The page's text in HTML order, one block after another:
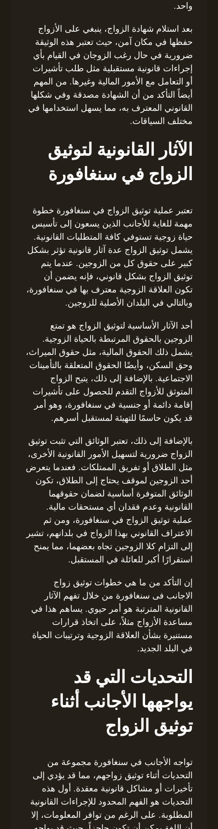
واحد.
بعد استلام شهادة الزواج، ينبغي على الأزواج
حفظها في مكان آمن، حيث تعتبر هذه الوثيقة
ضرورية في حال رغب الزوجان في القيام بأي
إجراءات قانونية مستقبلية مثل طلب تأشيرات
أو التعامل مع الأمور المالية وغيرها. من المهم
أيضاً التأكد من أن الشهادة مصدقة وفي شكلها
القانوني المعترف به، مما يسهل استخدامها في
مختلف السياقات.
الآثار القانونية لتوثيق
الزواج في سنغافورة
تعتبر عملية توثيق الزواج في سنغافورة خطوة
مهمة للغاية للأجانب الذين يسعون إلى تأسيس
حياة زوجية تستوفي كافة المتطلبات القانونية.
يشمل توثيق الزواج عدة آثار قانونية تؤثر بشكل
كبير على حقوق كل من الزوجين. عندما يتم
توثيق الزواج بشكل قانوني، فإنه يضمن أن
تكون العلاقة الزوجية معترف بها في سنغافورة،
وبالتالي في البلدان الأصلية للزوجين.
أحد الآثار الأساسية لتوثيق الزواج هو تمتع
الزوجين بالحقوق المرتبطة بالحياة الزوجية.
يشمل ذلك الحقوق المالية، مثل حقوق الميراث،
وحق السكن، وأيضًا الحقوق المتعلقة بالتأمينات
الاجتماعية. بالإضافة إلى ذلك، يتيح الزواج
المتوثق للأزواج التقدم للحصول على تأشيرات
إقامة دائمة أو جنسية في سنغافورة، وهو أمر
قد يكون حاسمًا للتهيئة لمستقبل أسرهم.
بالإضافة إلى ذلك، تعتبر الوثائق التي تثبت توثيق
الزواج ضرورية لتسهيل الأمور القانونية الأخرى،
مثل الطلاق أو تفريق الممتلكات. فعندما يتعرض
أحد الزوجين لموقف يحتاج إلى الطلاق، تكون
الوثائق المتوفرة أساسية لضمان حقوقهما
القانونية وعدم فقدان أي مستحقات مالية.
عملية توثيق الزواج في سنغافورة، ومن ثم
الاعتراف القانوني بهذا الزواج في بلدانهم، تشير
إلى التزام كلا الزوجين تجاه بعضهما، مما يمنح
استقرارًا أكبر للعائلة في المستقبل.
إن التأكد من ما هي خطوات توثيق زواج
الاجانب فى سنغافورة من خلال تفهم الآثار
القانونية المترتبة هو أمر حيوي. يساهم هذا في
مساعدة الأزواج مثلاً، على اتخاذ قرارات
مستنيرة بشأن العلاقة الزوجية وترتيبات الحياة
في البلد الجديد.
التحديات التي قد
يواجهها الأجانب أثناء
توثيق الزواج
تواجه الأجانب في سنغافورة مجموعة من
التحديات أثناء توثيق زواجهم، مما قد يؤدي إلى
تأخيرات أو مشاكل قانونية معقدة. أول هذه
التحديات هو الفهم المحدود للإجراءات القانونية
المطلوبة. على الرغم من توافر المعلومات، إلا